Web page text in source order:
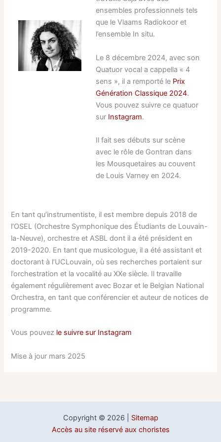
ensembles professionnels tels
que le Vlaams Radiokoor et
l’ensemble In situ.
Le 8 décembre 2024, avec son
Quatuor vocal a cappella « 4
sens », il a remporté le Prix
Génération Classique 2024.
Vous pouvez suivre ce quatuor
sur Instagram.
Il fait ses débuts sur scène
avec le rôle de Gontran dans
les Mousquetaires au couvent
de Louis Varney en 2024.
En tant qu’instrumentiste, il est membre depuis 2018 de
l’OSEL (Orchestre Symphonique des Étudiants de Louvain-
la-Neuve), orchestre et ASBL dont il a été président en
2019-2020. En tant que musicologue, il a été assistant et
doctorant à l’UCLouvain, où ses recherches portaient sur
l’orchestration et la vocalité au XXe siècle. Il travaille
également régulièrement avec Bozar et le Belgian National
Orchestra, en tant que conférencier et auteur de notices de
programme.
Vous pouvez le suivre sur Instagram
Mise à jour mars 2025
Copyright © 2026 | Sitemap
Accès au site réservé aux choristes